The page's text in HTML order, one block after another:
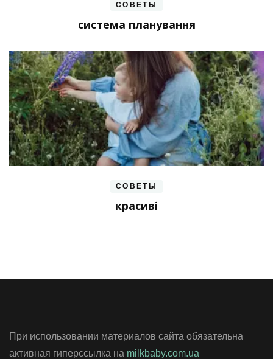
СОВЕТЫ
система планування
СОВЕТЫ
красиві
При использовании материалов сайта обязательна
активная гиперссылка на milkbaby.com.ua